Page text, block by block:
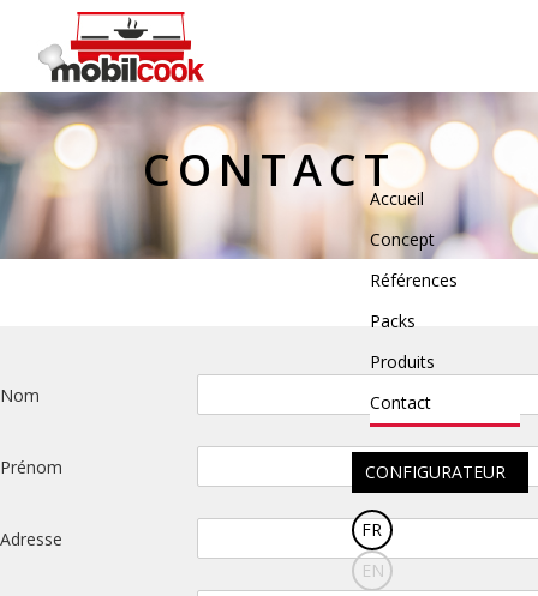
Toggle
navigation
Accueil
Concept
Références
Packs
Produits
Contact
CONFIGURATEUR
FR
EN
CONTACT
Nom
Prénom
Adresse